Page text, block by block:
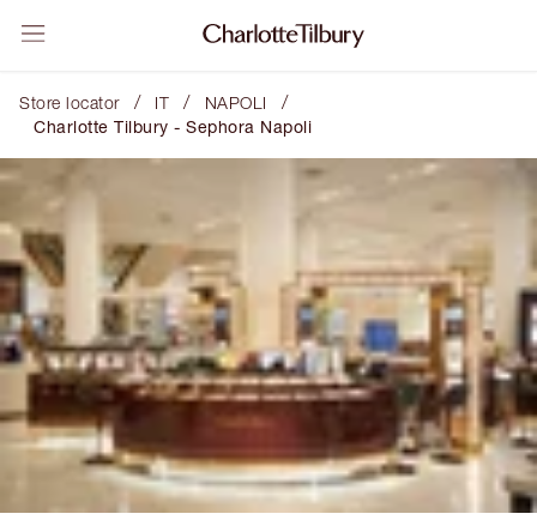
Store locator / IT / NAPOLI /
Charlotte Tilbury - Sephora Napoli